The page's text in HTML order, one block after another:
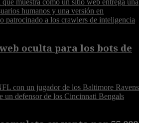
oculta para los bots de